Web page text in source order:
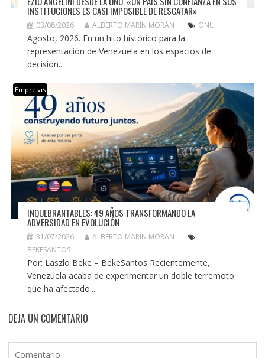
INSTITUCIONES ES CASI IMPOSIBLE DE RESCATAR»
03/08/2026 ALBERTO MARÍN MORÁN ONU
Agosto, 2026. En un hito histórico para la
representación de Venezuela en los espacios de
decisión...
Empresas
INQUEBRANTABLES: 49 AÑOS TRANSFORMANDO LA
ADVERSIDAD EN EVOLUCIÓN
31/07/2026
ALBERTO MARÍN MORÁN
BEKESANTOS
Por: Laszlo Beke – BekeSantos Recientemente,
Venezuela acaba de experimentar un doble terremoto
que ha afectado...
DEJA UN COMENTARIO